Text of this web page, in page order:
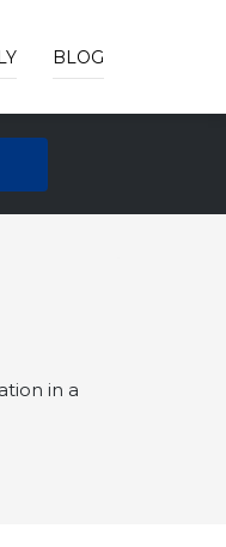
BLOG
in a